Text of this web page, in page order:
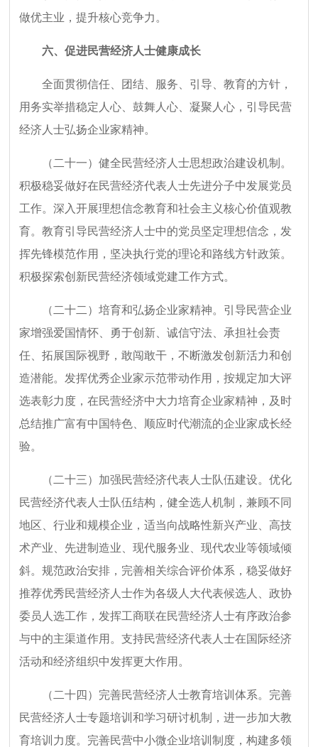
做优主业，提升核心竞争力。
六、促进民营经济人士健康成长
全面贯彻信任、团结、服务、引导、教育的方针，
用务实举措稳定人心、鼓舞人心、凝聚人心，引导民营
经济人士弘扬企业家精神。
（二十一）健全民营经济人士思想政治建设机制。
积极稳妥做好在民营经济代表人士先进分子中发展党员
工作。深入开展理想信念教育和社会主义核心价值观教
育。教育引导民营经济人士中的党员坚定理想信念，发
挥先锋模范作用，坚决执行党的理论和路线方针政策。
积极探索创新民营经济领域党建工作方式。
（二十二）培育和弘扬企业家精神。引导民营企业
家增强爱国情怀、勇于创新、诚信守法、承担社会责
任、拓展国际视野，敢闯敢干，不断激发创新活力和创
造潜能。发挥优秀企业家示范带动作用，按规定加大评
选表彰力度，在民营经济中大力培育企业家精神，及时
总结推广富有中国特色、顺应时代潮流的企业家成长经
验。
（二十三）加强民营经济代表人士队伍建设。优化
民营经济代表人士队伍结构，健全选人机制，兼顾不同
地区、行业和规模企业，适当向战略性新兴产业、高技
术产业、先进制造业、现代服务业、现代农业等领域倾
斜。规范政治安排，完善相关综合评价体系，稳妥做好
推荐优秀民营经济人士作为各级人大代表候选人、政协
委员人选工作，发挥工商联在民营经济人士有序政治参
与中的主渠道作用。支持民营经济代表人士在国际经济
活动和经济组织中发挥更大作用。
（二十四）完善民营经济人士教育培训体系。完善
民营经济人士专题培训和学习研讨机制，进一步加大教
育培训力度。完善民营中小微企业培训制度，构建多领